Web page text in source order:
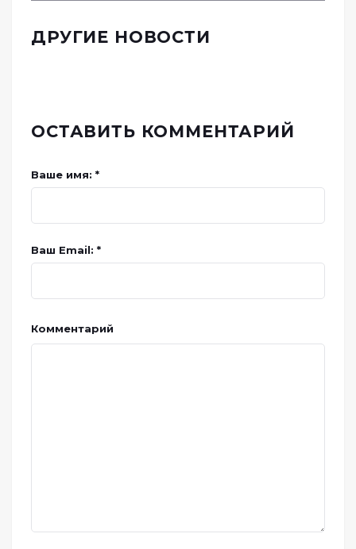
ДРУГИЕ НОВОСТИ
ОСТАВИТЬ КОММЕНТАРИЙ
Ваше имя: *
Ваш Email: *
Комментарий